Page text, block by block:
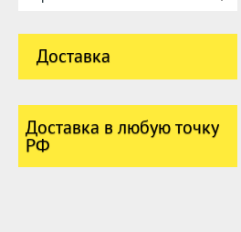
Доставка
Доставка в любую точку
РФ